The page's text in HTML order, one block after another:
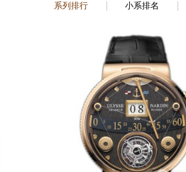
系列排行 小系排名